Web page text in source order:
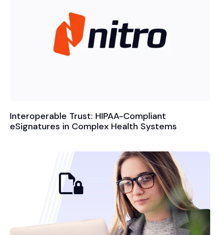
Interoperable Trust: HIPAA-Compliant
eSignatures in Complex Health Systems